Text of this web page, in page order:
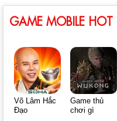
GAME MOBILE HOT
Võ Lâm Hắc
Đạo
Game thủ
chơi gì